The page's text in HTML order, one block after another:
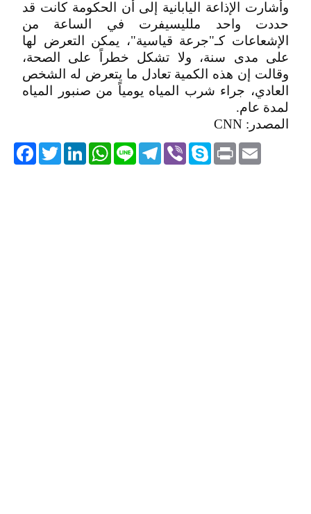
وأشارت الإذاعة اليابانية إلى أن الحكومة كانت قد
حددت واحد ملليسيفرت في الساعة من
الإشعاعات كـ"جرعة قياسية"، يمكن التعرض لها
على مدى سنة، ولا تشكل خطراً على الصحة،
وقالت إن هذه الكمية تعادل ما يتعرض له الشخص
العادي، جراء شرب المياه يومياً من صنبور المياه
لمدة عام.
المصدر: CNN
TwitterLinkedIn
WhatsApp Line
Telegram ViberSkype PrintEmail